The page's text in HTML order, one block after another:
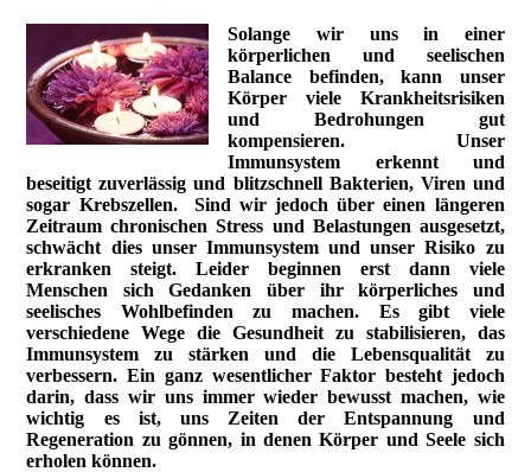
Solange wir uns in einer
körperlichen und seelischen
Balance befinden, kann unser
Körper viele Krankheitsrisiken
und Bedrohungen gut
kompensieren. Unser
Immunsystem erkennt und
beseitigt zuverlässig und blitzschnell Bakterien, Viren und
sogar Krebszellen. Sind wir jedoch über einen längeren
Zeitraum chronischen Stress und Belastungen ausgesetzt,
schwächt dies unser Immunsystem und unser Risiko zu
erkranken steigt. Leider beginnen erst dann viele
Menschen sich Gedanken über ihr körperliches und
seelisches Wohlbefinden zu machen. Es gibt viele
verschiedene Wege die Gesundheit zu stabilisieren, das
Immunsystem zu stärken und die Lebensqualität zu
verbessern. Ein ganz wesentlicher Faktor besteht jedoch
darin, dass wir uns immer wieder bewusst machen, wie
wichtig es ist, uns Zeiten der Entspannung und
Regeneration zu gönnen, in denen Körper und Seele sich
erholen können.